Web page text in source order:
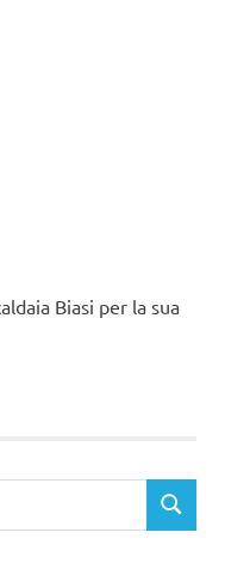
Biasi per la sua
CERCA